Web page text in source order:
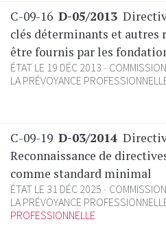
C-09-16 D-05/2013
clés déterminants et autres
être fournis par les
ÉTAT LE 19 DÉC 2013
LA PRÉVOYANCE
C-09-19 D-03/2014
Reconnaissance de
comme standard minimal
ÉTAT LE 31 DÉC 2025
LA PRÉVOYANCE
PROFESSIONNELLE